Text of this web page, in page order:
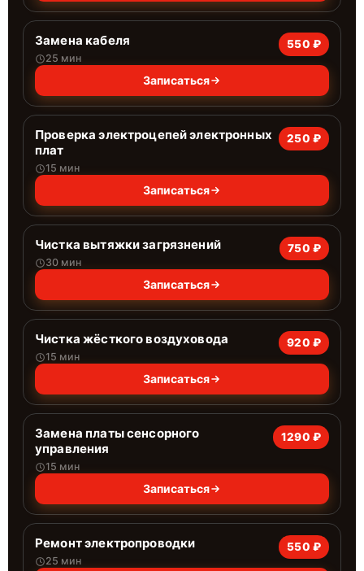
Замена кабеля
25 мин
550 ₽
Записаться
Проверка электроцепей электронных
плат
15 мин
250 ₽
Записаться
Чистка вытяжки загрязнений
30 мин
750 ₽
Записаться
Чистка жёсткого воздуховода
15 мин
920 ₽
Записаться
Замена платы сенсорного
управления
15 мин
1290 ₽
Записаться
Ремонт электропроводки
25 мин
550 ₽